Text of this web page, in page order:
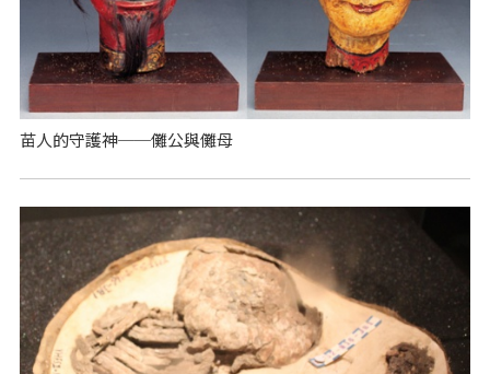
苗人的守護神──儺公與儺母